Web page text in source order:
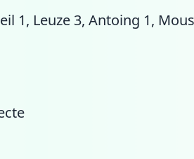
1, Leuze 3, Antoing 1,